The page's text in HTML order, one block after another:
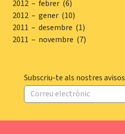
2012 – febrer (6)
2012 – gener (10)
2011 – desembre (1)
2011 – novembre (7)
Subscriu-te als nostres avisos